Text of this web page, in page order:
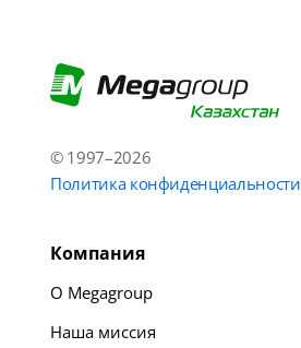
© 1997–2026
Политика конфиденциальности
Компания
О Megagroup
Наша миссия